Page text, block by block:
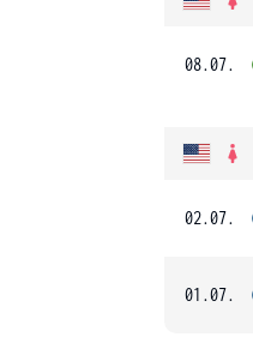
08.07.
02.07.
01.07.